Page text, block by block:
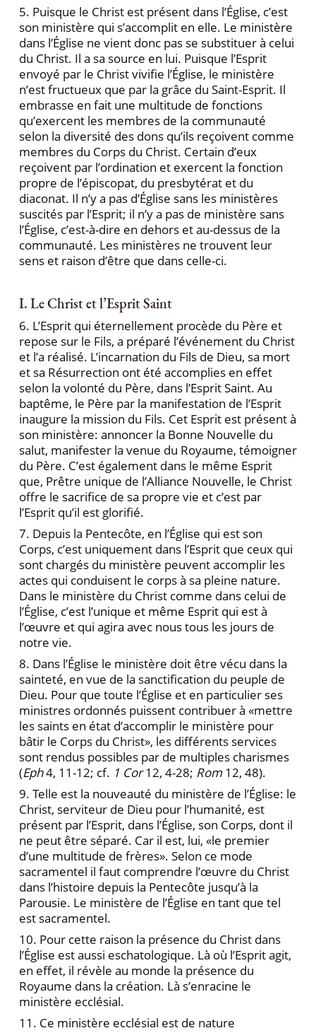
5. Puisque le Christ est présent dans l’Église, c’est
son ministère qui s’accomplit en elle. Le ministère
dans l’Église ne vient donc pas se substituer à celui
du Christ. Il a sa source en lui. Puisque l’Esprit
envoyé par le Christ vivifie l’Église, le ministère
n’est fructueux que par la grâce du Saint-Esprit. Il
embrasse en fait une multitude de fonctions
qu’exercent les membres de la communauté
selon la diversité des dons qu’ils reçoivent comme
membres du Corps du Christ. Certain d’eux
reçoivent par l’ordination et exercent la fonction
propre de l’épiscopat, du presbytérat et du
diaconat. Il n’y a pas d’Église sans les ministères
suscités par l’Esprit; il n’y a pas de ministère sans
l’Église, c’est-à-dire en dehors et au-dessus de la
communauté. Les ministères ne trouvent leur
sens et raison d’être que dans celle-ci.
I. Le Christ et l’Esprit Saint
6. L’Esprit qui éternellement procède du Père et
repose sur le Fils, a préparé l’événement du Christ
et l’a réalisé. L’incarnation du Fils de Dieu, sa mort
et sa Résurrection ont été accomplies en effet
selon la volonté du Père, dans l’Esprit Saint. Au
baptême, le Père par la manifestation de l’Esprit
inaugure la mission du Fils. Cet Esprit est présent à
son ministère: annoncer la Bonne Nouvelle du
salut, manifester la venue du Royaume, témoigner
du Père. C’est également dans le même Esprit
que, Prêtre unique de l’Alliance Nouvelle, le Christ
offre le sacrifice de sa propre vie et c’est par
l’Esprit qu’il est glorifié.
7. Depuis la Pentecôte, en l’Église qui est son
Corps, c’est uniquement dans l’Esprit que ceux qui
sont chargés du ministère peuvent accomplir les
actes qui conduisent le corps à sa pleine nature.
Dans le ministère du Christ comme dans celui de
l’Église, c’est l’unique et même Esprit qui est à
l’œuvre et qui agira avec nous tous les jours de
notre vie.
8. Dans l’Église le ministère doit être vécu dans la
sainteté, en vue de la sanctification du peuple de
Dieu. Pour que toute l’Église et en particulier ses
ministres ordonnés puissent contribuer à «mettre
les saints en état d’accomplir le ministère pour
bâtir le Corps du Christ», les différents services
sont rendus possibles par de multiples charismes
(Eph4, 11-12; cf. 1 Cor12, 4-28; Rom 12, 48).
9. Telle est la nouveauté du ministère de l’Église: le
Christ, serviteur de Dieu pour l’humanité, est
présent par l’Esprit, dans l’Église, son Corps, dont il
ne peut être séparé. Car il est, lui, «le premier
d’une multitude de frères». Selon ce mode
sacramentel il faut comprendre l’œuvre du Christ
dans l’histoire depuis la Pentecôte jusqu’à la
Parousie. Le ministère de l’Église en tant que tel
est sacramentel.
10. Pour cette raison la présence du Christ dans
l’Église est aussi eschatologique. Là où l’Esprit agit,
en effet, il révèle au monde la présence du
Royaume dans la création. Là s’enracine le
ministère ecclésial.
11. Ce ministère ecclésial est de nature